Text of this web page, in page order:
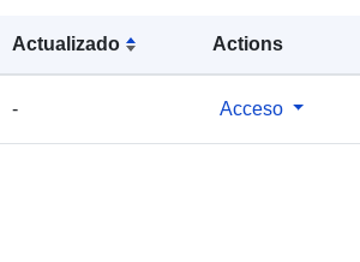
Actualizado Actions
- Acceso